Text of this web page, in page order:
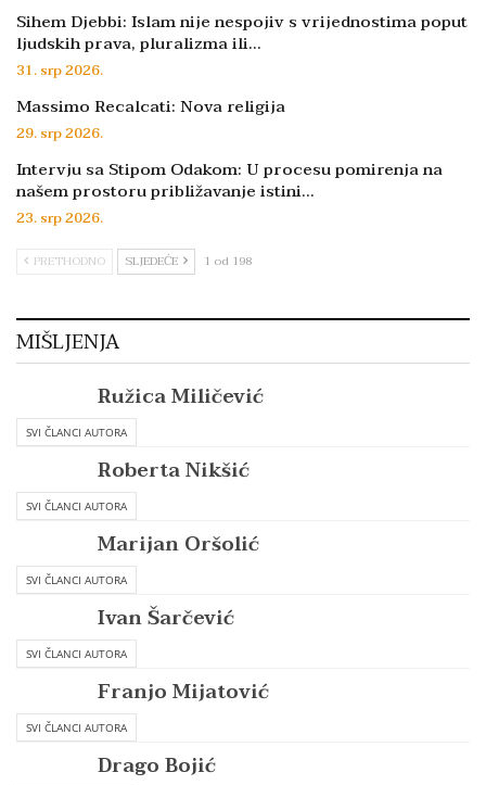
Sihem Djebbi: Islam nije nespojiv s vrijednostima poput
ljudskih prava, pluralizma ili…
31. srp 2026.
Massimo Recalcati: Nova religija
29. srp 2026.
Intervju sa Stipom Odakom: U procesu pomirenja na
našem prostoru približavanje istini…
23. srp 2026.
PRETHODNO SLJEDEĆE 1 od 198
MIŠLJENJA
Ružica Miličević
SVI ČLANCI AUTORA
Roberta Nikšić
SVI ČLANCI AUTORA
Marijan Oršolić
SVI ČLANCI AUTORA
Ivan Šarčević
SVI ČLANCI AUTORA
Franjo Mijatović
SVI ČLANCI AUTORA
Drago Bojić